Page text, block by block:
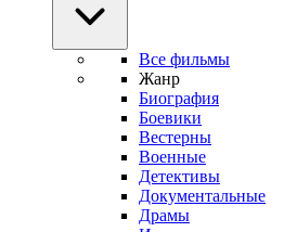
Все фильмы
Жанр
Биография
Боевики
Вестерны
Военные
Детективы
Документальные
Драмы